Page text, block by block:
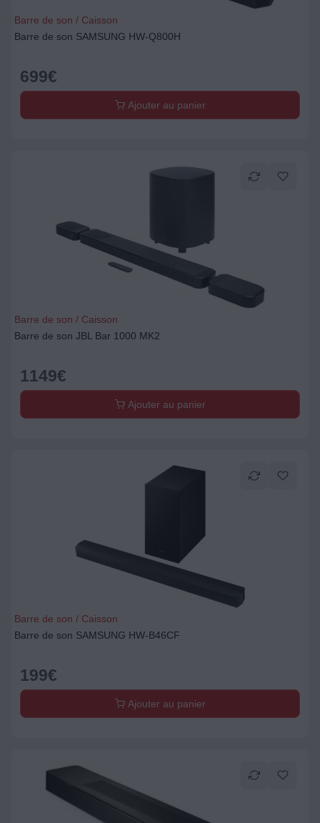
Barre de son / Caisson
Barre de son SAMSUNG HW-Q800H
699€
Ajouter au panier
Barre de son / Caisson
Barre de son JBL Bar 1000 MK2
1149€
Ajouter au panier
Barre de son / Caisson
Barre de son SAMSUNG HW-B46CF
199€
Ajouter au panier